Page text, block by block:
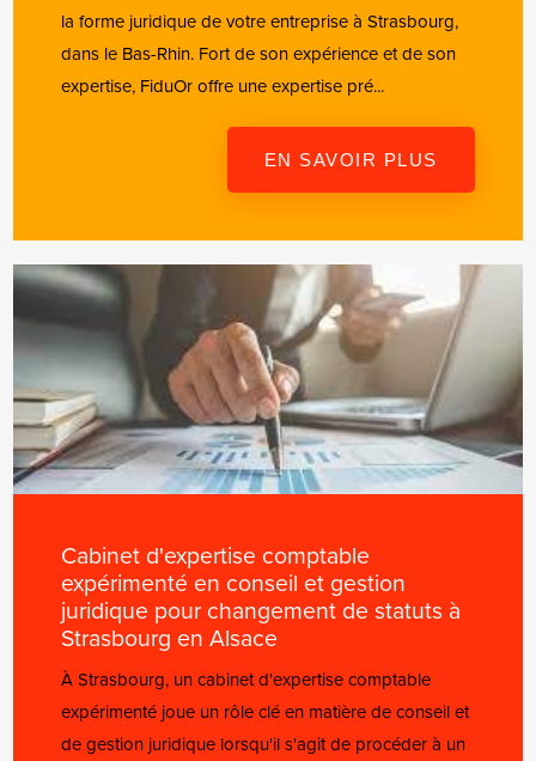
la forme juridique de votre entreprise à Strasbourg,
dans le Bas-Rhin. Fort de son expérience et de son
expertise, FiduOr offre une expertise pré...
EN SAVOIR PLUS
Cabinet d'expertise comptable
expérimenté en conseil et gestion
juridique pour changement de statuts à
Strasbourg en Alsace
À Strasbourg, un cabinet d'expertise comptable
expérimenté joue un rôle clé en matière de conseil et
de gestion juridique lorsqu'il s'agit de procéder à un